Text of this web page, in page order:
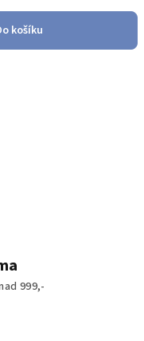
košíku
999,-